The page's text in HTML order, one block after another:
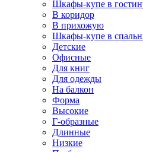
Шкафы-купе в
В коридор
В прихожую
Шкафы-купе в
Детские
Офисные
Для книг
Для одежды
На балкон
Форма
Высокие
Г-образные
Длинные
Низкие